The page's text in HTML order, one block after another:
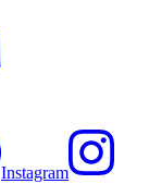
Instagram